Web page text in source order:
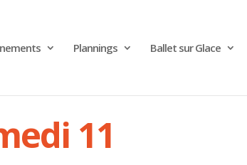
Plannings Ballet sur Glace
11